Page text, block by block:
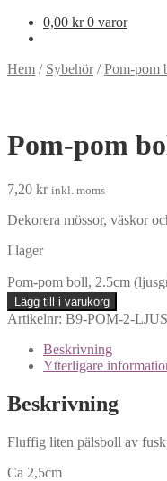
0,00 kr 0 varor
Hem / Sybehör/Pom-pom
Pom-pom
7,20 kr inkl. moms
Dekorera mössor, väskor
I lager
Pom-pom boll, 2.5cm
Lägg till i varukorg
Artikelnr: B9-POM-2-
Beskrivning
Ytterligare
Beskrivning
Fluffig liten pälsboll av
Ca 2,5cm